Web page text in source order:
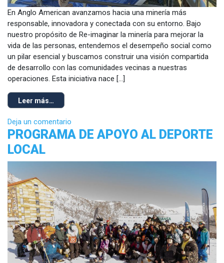
En Anglo American avanzamos hacia una minería más
responsable, innovadora y conectada con su entorno. Bajo
nuestro propósito de Re-imaginar la minería para mejorar la
vida de las personas, entendemos el desempeño social como
un pilar esencial y buscamos construir una visión compartida
de desarrollo con las comunidades vecinas a nuestras
operaciones. Esta iniciativa nace […]
Leer más…
Deja un comentario
PROGRAMA DE APOYO AL DEPORTE
LOCAL